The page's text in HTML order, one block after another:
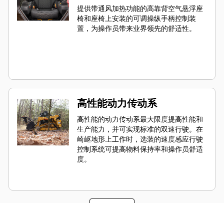
提供带通风加热功能的高靠背空气悬浮座
椅和座椅上安装的可调操纵手柄控制装
置，为操作员带来业界领先的舒适性。
高性能动力传动系
高性能的动力传动系最大限度提高性能和
生产能力，并可实现标准的双速行驶。在
崎岖地形上工作时，选装的速度感应行驶
控制系统可提高物料保持率和操作员舒适
度。